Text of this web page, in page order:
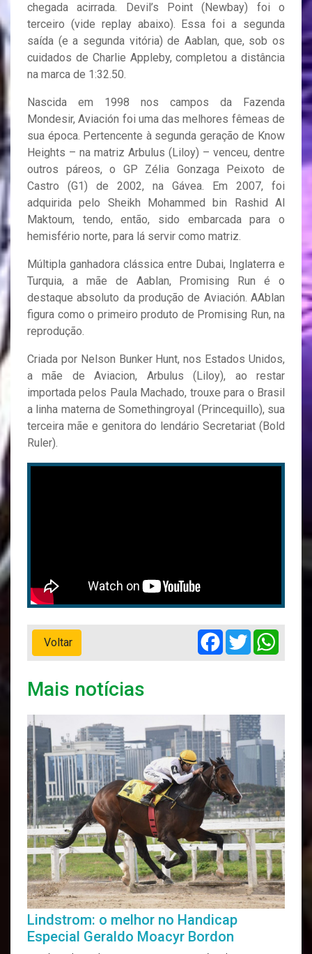
chegada acirrada. Devil’s Point (Newbay) foi o
terceiro (vide replay abaixo). Essa foi a segunda
saída (e a segunda vitória) de Aablan, que, sob os
cuidados de Charlie Appleby, completou a distância
na marca de 1:32.50.
Nascida em 1998 nos campos da Fazenda
Mondesir, Aviación foi uma das melhores fêmeas de
sua época. Pertencente à segunda geração de Know
Heights – na matriz Arbulus (Liloy) – venceu, dentre
outros páreos, o GP Zélia Gonzaga Peixoto de
Castro (G1) de 2002, na Gávea. Em 2007, foi
adquirida pelo Sheikh Mohammed bin Rashid Al
Maktoum, tendo, então, sido embarcada para o
hemisfério norte, para lá servir como matriz.
Múltipla ganhadora clássica entre Dubai, Inglaterra e
Turquia, a mãe de Aablan, Promising Run é o
destaque absoluto da produção de Aviación. AAblan
figura como o primeiro produto de Promising Run, na
reprodução.
Criada por Nelson Bunker Hunt, nos Estados Unidos,
a mãe de Aviacion, Arbulus (Liloy), ao restar
importada pelos Paula Machado, trouxe para o Brasil
a linha materna de Somethingroyal (Princequillo), sua
terceira mãe e genitora do lendário Secretariat (Bold
Ruler).
Voltar
Facebook
Twitter
Mais notícias
Lindstrom: o melhor no Handicap
Especial Geraldo Moacyr Bordon